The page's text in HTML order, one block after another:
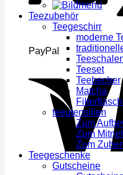
PayPal
Teezubehör
Teegeschirr
moderne
Teeset
Teebecher
Matcha
teeutensilien
Zum
Zum
Zum
Teegeschenke
Gutscheine